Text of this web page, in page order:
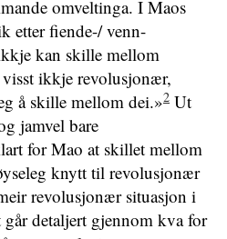
omveltinga. I Maos
etter fiende-/ venn-
kan skille mellom
visst ikkje revolusjonær,
å skille mellom dei.»2 Ut
jamvel bare
for Mao at skillet mellom
knytt til revolusjonær
revolusjonær situasjon i
detaljert gjennom kva for